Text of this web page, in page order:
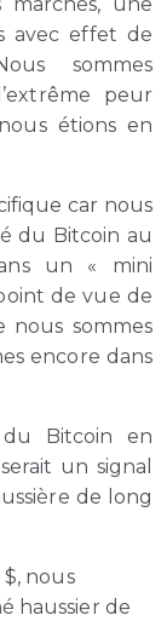
avec effet de
sommes
peur
étions en
car nous
du Bitcoin au
un « mini
de vue de
nous sommes
encore dans
Bitcoin en
un signal
de long
nous
haussier de